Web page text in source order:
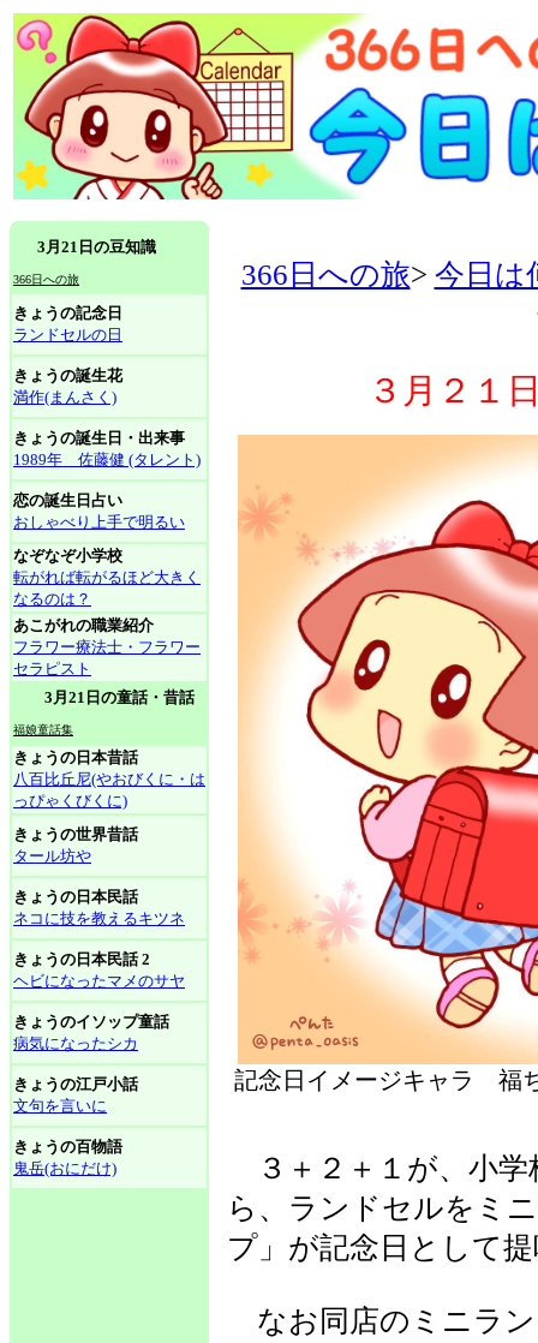
3月21日の豆知識
366日への旅
きょうの記念日
ランドセルの日
きょうの誕生花
満作(まんさく)
きょうの誕生日・出来事
1989年 佐藤健 (タレント)
恋の誕生日占い
おしゃべり上手で明るい
なぞなぞ小学校
転がれば転がるほど大きく
なるのは？
あこがれの職業紹介
フラワー療法士・フラワー
セラピスト
3月21日の童話・昔話
福娘童話集
きょうの日本昔話
八百比丘尼(やおびくに・は
っぴゃくびくに)
きょうの世界昔話
タール坊や
きょうの日本民話
ネコに技を教えるキツネ
きょうの日本民話 2
ヘビになったマメのサヤ
きょうのイソップ童話
病気になったシカ
きょうの江戸小話
文句を言いに
きょうの百物語
鬼岳(おにだけ)
366日への旅> 今日は
３月２１
記念日イメージキャラ 福
３＋２＋１が、小学
ら、ランドセルをミ
プ」が記念日として
なお同店のミニラン